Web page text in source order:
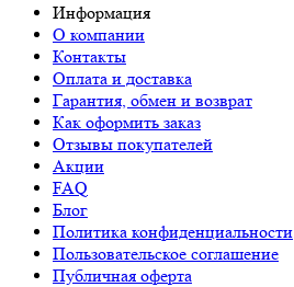
Информация
О компании
Контакты
Оплата и доставка
Гарантия, обмен и возврат
Как оформить заказ
Отзывы покупателей
Акции
FAQ
Блог
Политика конфиденциальности
Пользовательское соглашение
Публичная оферта